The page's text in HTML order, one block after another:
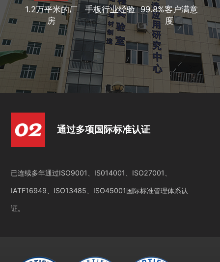
1.2万平米的厂
房
手板行业经验 99.8%客户满意
度
通过多项国际标准认证
已连续多年通过ISO9001、IS014001、ISO27001、
IATF16949、ISO13485、ISO45001国际标准管理体系认
证。